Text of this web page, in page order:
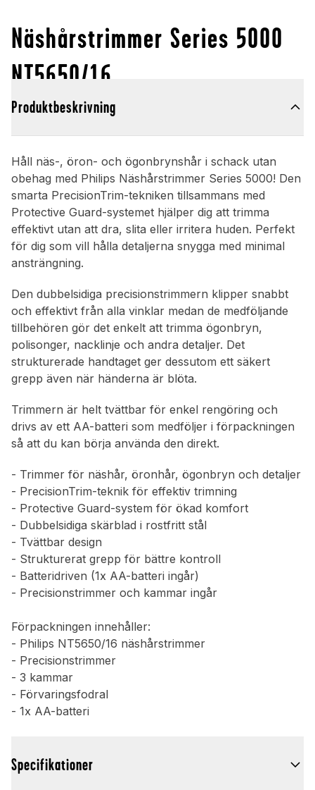
Näshårstrimmer Series 5000
NT5650/16
Produktbeskrivning
Håll näs-, öron- och ögonbrynshår i schack utan
obehag med Philips Näshårstrimmer Series 5000! Den
smarta PrecisionTrim-tekniken tillsammans med
Protective Guard-systemet hjälper dig att trimma
effektivt utan att dra, slita eller irritera huden. Perfekt
för dig som vill hålla detaljerna snygga med minimal
ansträngning.
Den dubbelsidiga precisionstrimmern klipper snabbt
och effektivt från alla vinklar medan de medföljande
tillbehören gör det enkelt att trimma ögonbryn,
polisonger, nacklinje och andra detaljer. Det
strukturerade handtaget ger dessutom ett säkert
grepp även när händerna är blöta.
Trimmern är helt tvättbar för enkel rengöring och
drivs av ett AA-batteri som medföljer i förpackningen
så att du kan börja använda den direkt.
- Trimmer för näshår, öronhår, ögonbryn och detaljer
- PrecisionTrim-teknik för effektiv trimning
- Protective Guard-system för ökad komfort
- Dubbelsidiga skärblad i rostfritt stål
- Tvättbar design
- Strukturerat grepp för bättre kontroll
- Batteridriven (1x AA-batteri ingår)
- Precisionstrimmer och kammar ingår
Förpackningen innehåller:
- Philips NT5650/16 näshårstrimmer
- Precisionstrimmer
- 3 kammar
- Förvaringsfodral
- 1x AA-batteri
Specifikationer